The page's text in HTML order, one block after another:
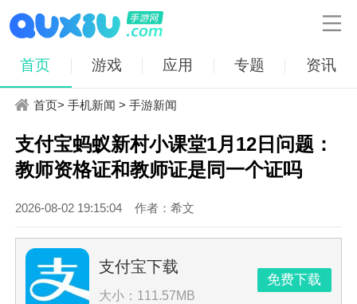

首页 游戏 应用 专题 资讯
首页>手机新闻 >手游新闻
支付宝蚂蚁新村小课堂1月12日问题：
教师资格证和教师证是同一个证吗
2026-08-02 19:15:04 作者：希文
支付宝下载
大小：111.57MB
免费下载